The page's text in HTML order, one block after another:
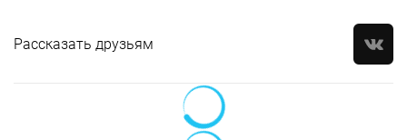
Рассказать друзьям